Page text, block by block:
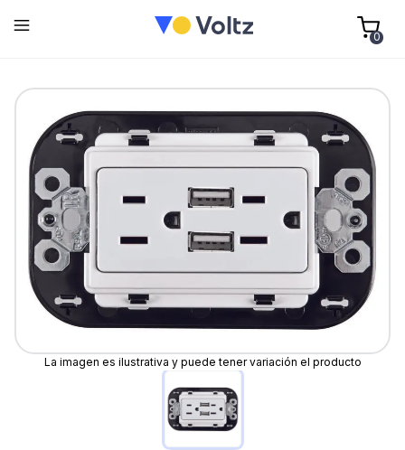
0
La imagen es ilustrativa y puede tener variación el producto